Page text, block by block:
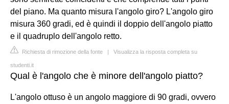
del piano. Ma quanto misura l'angolo giro? L'angolo giro
misura 360 gradi, ed è quindi il doppio dell'angolo piatto
e il quadruplo dell'angolo retto.
Richiesta di rimozione della fonte | Visualizza la risposta completa su
studenti.it
Qual è l'angolo che è minore dell'angolo piatto?
L'angolo ottuso è un angolo maggiore di 90 gradi, ovvero